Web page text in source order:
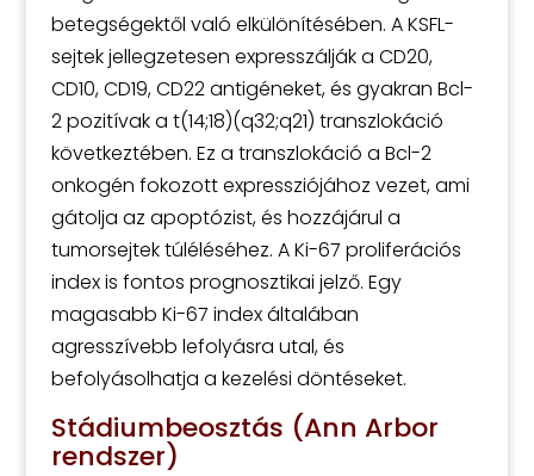
betegségektől való elkülönítésében. A KSFL-
sejtek jellegzetesen expresszálják a CD20,
CD10, CD19, CD22 antigéneket, és gyakran Bcl-
2 pozitívak a t(14;18)(q32;q21) transzlokáció
következtében. Ez a transzlokáció a Bcl-2
onkogén fokozott expressziójához vezet, ami
gátolja az apoptózist, és hozzájárul a
tumorsejtek túléléséhez. A Ki-67 proliferációs
index is fontos prognosztikai jelző. Egy
magasabb Ki-67 index általában
agresszívebb lefolyásra utal, és
befolyásolhatja a kezelési döntéseket.
Stádiumbeosztás (Ann Arbor
rendszer)